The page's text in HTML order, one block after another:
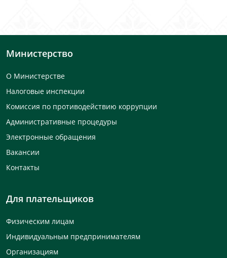
Министерство
О Министерстве
Налоговые инспекции
Комиссия по противодействию коррупции
Административные процедуры
Электронные обращения
Вакансии
Контакты
Для плательщиков
Физическим лицам
Индивидуальным предпринимателям
Организациям